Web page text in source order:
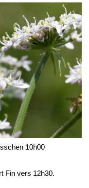
10h00
Fin vers 12h30.